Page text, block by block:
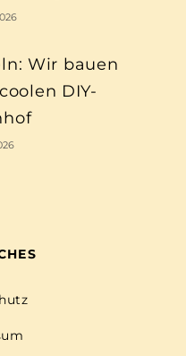
Wir bauen
DIY-